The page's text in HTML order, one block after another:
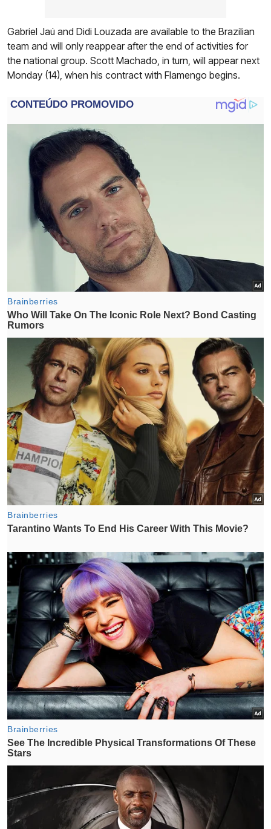
Gabriel Jaú and Didi Louzada are available to the Brazilian
team and will only reappear after the end of activities for
the national group. Scott Machado, in turn, will appear next
Monday (14), when his contract with Flamengo begins.